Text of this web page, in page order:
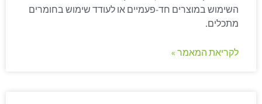
השימוש במוצרים חד-פעמיים או לעודד שימוש בחומרים
מתכלים.
לקריאת המאמר »